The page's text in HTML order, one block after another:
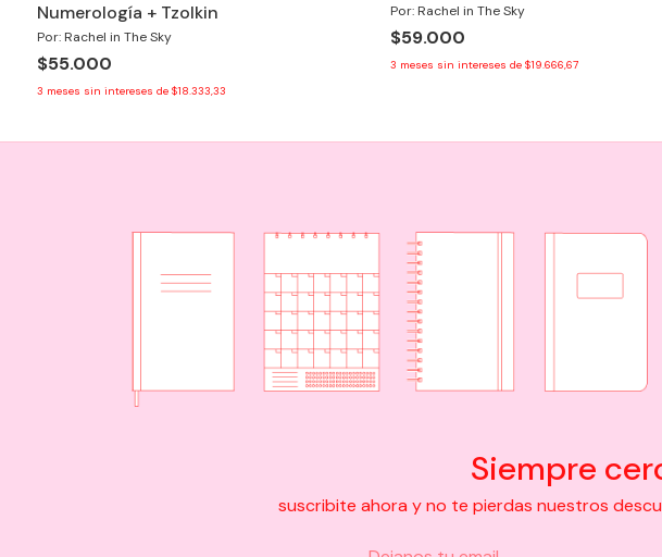
Numerología + Tzolkin
Por: Rachel in The Sky
$55.000
3 meses sin intereses de $18.333,33
Por: Rachel in The Sky
$59.000
3 meses sin intereses de $19.666,67
Siempre
suscribite ahora y no te pierdas nuestros